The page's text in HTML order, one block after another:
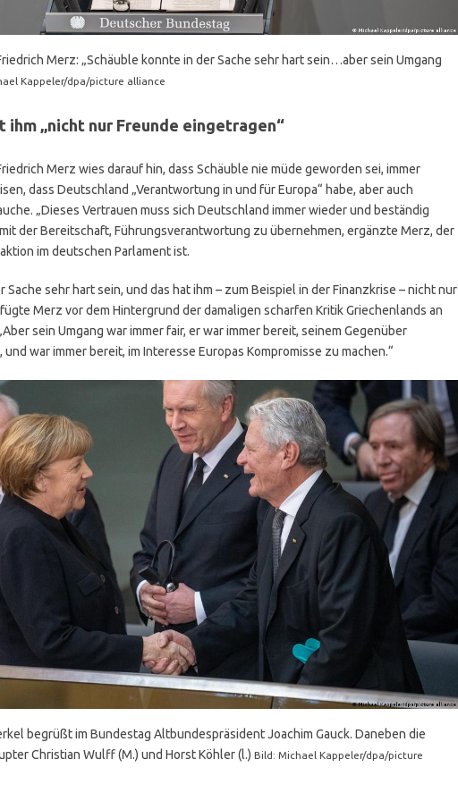
Merz: „Schäuble konnte in der Sache sehr hart sein…aber sein Umgang
Kappeler/dpa/picture alliance
ihm „nicht nur Freunde eingetragen“
Merz wies darauf hin, dass Schäuble nie müde geworden sei, immer
dass Deutschland „Verantwortung in und für Europa“ habe, aber auch
„Dieses Vertrauen muss sich Deutschland immer wieder und beständig
der Bereitschaft, Führungsverantwortung zu übernehmen, ergänzte Merz, der
im deutschen Parlament ist.
Sache sehr hart sein, und das hat ihm – zum Beispiel in der Finanzkrise – nicht nur
Merz vor dem Hintergrund der damaligen scharfen Kritik Griechenlands an
sein Umgang war immer fair, er war immer bereit, seinem Gegenüber
war immer bereit, im Interesse Europas Kompromisse zu machen.“
begrüßt im Bundestag Altbundespräsident Joachim Gauck. Daneben die
Christian Wulff (M.) und Horst Köhler (l.) Bild: Michael Kappeler/dpa/picture